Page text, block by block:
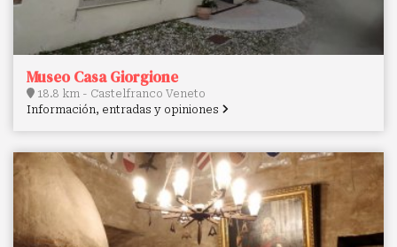
Museo Casa Giorgione
18.8 km - Castelfranco Veneto
Información, entradas y opiniones